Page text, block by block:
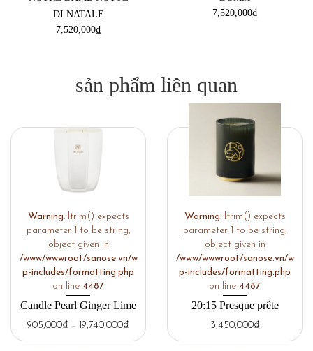
DI NATALE
7,520,000₫
7,520,000₫
sản phẩm liên quan
Warning: ltrim() expects
parameter 1 to be string,
object given in
/www/wwwroot/sanose.vn/w
p-includes/formatting.php
on line 4487
Candle Pearl Ginger Lime
905,000₫ – 19,740,000₫
Warning: ltrim() expects
parameter 1 to be string,
object given in
/www/wwwroot/sanose.vn/w
p-includes/formatting.php
on line 4487
20:15 Presque prête
3,450,000₫